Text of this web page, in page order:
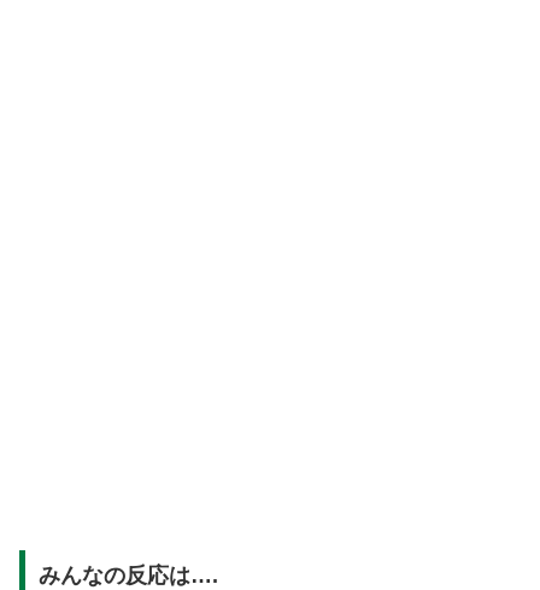
みんなの反応は….